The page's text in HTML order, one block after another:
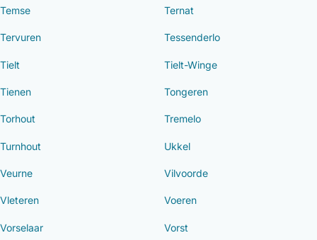
Temse Ternat
Tervuren Tessenderlo
Tielt Tielt-Winge
Tienen Tongeren
Torhout Tremelo
Turnhout Ukkel
Veurne Vilvoorde
Vleteren Voeren
Vorselaar Vorst